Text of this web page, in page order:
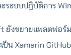
ระบบปฏิบัติการ
ยังขยายแพลตฟอร์ม
ป็น Xamarin